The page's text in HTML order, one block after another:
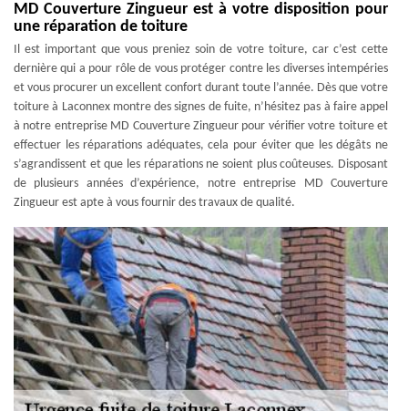
MD Couverture Zingueur est à votre disposition pour
une réparation de toiture
Il est important que vous preniez soin de votre toiture, car c’est cette
dernière qui a pour rôle de vous protéger contre les diverses intempéries
et vous procurer un excellent confort durant toute l’année. Dès que votre
toiture à Laconnex montre des signes de fuite, n’hésitez pas à faire appel
à notre entreprise MD Couverture Zingueur pour vérifier votre toiture et
effectuer les réparations adéquates, cela pour éviter que les dégâts ne
s’agrandissent et que les réparations ne soient plus coûteuses. Disposant
de plusieurs années d’expérience, notre entreprise MD Couverture
Zingueur est apte à vous fournir des travaux de qualité.